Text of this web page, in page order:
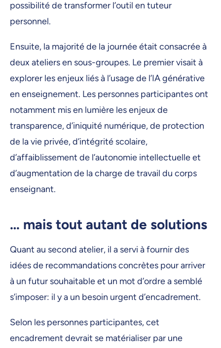
possibilité de transformer l’outil en tuteur
personnel.
Ensuite, la majorité de la journée était consacrée à
deux ateliers en sous-groupes. Le premier visait à
explorer les enjeux liés à l’usage de l’IA générative
en enseignement. Les personnes participantes ont
notamment mis en lumière les enjeux de
transparence, d’iniquité numérique, de protection
de la vie privée, d’intégrité scolaire,
d’affaiblissement de l’autonomie intellectuelle et
d’augmentation de la charge de travail du corps
enseignant.
… mais tout autant de solutions
Quant au second atelier, il a servi à fournir des
idées de recommandations concrètes pour arriver
à un futur souhaitable et un mot d’ordre a semblé
s’imposer: il y a un besoin urgent d’encadrement.
Selon les personnes participantes, cet
encadrement devrait se matérialiser par une